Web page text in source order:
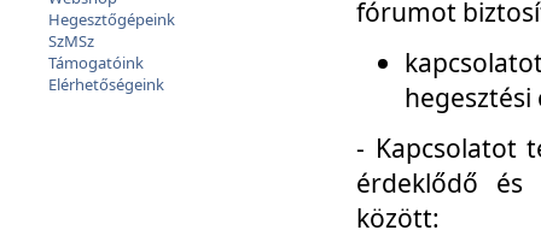
Hegesztőgépeink
SzMSz
Támogatóink
Elérhetőségeink
fórumot
- Kapcsolatot
érdeklődő és
között: